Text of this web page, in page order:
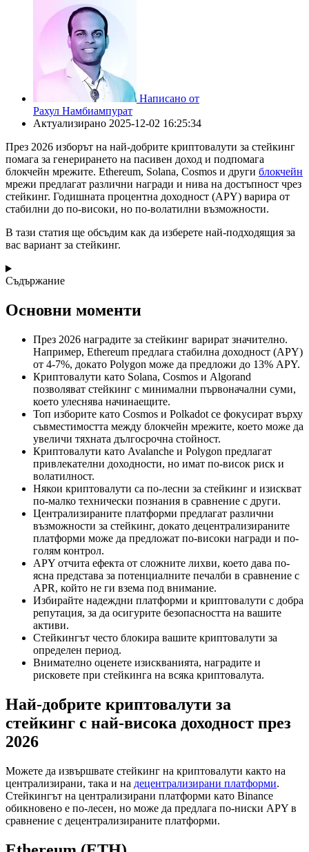
Написано от
Рахул Намбиампурат
Актуализирано 2025-12-02 16:25:34
През 2026 изборът на най-добрите криптовалути за стейкинг
помага за генерирането на пасивен доход и подпомага
блокчейн мрежите. Ethereum, Solana, Cosmos и други блокчейн
мрежи предлагат различни награди и нива на достъпност чрез
стейкинг. Годишната процентна доходност (APY) варира от
стабилни до по-високи, но по-волатилни възможности.
В тази статия ще обсъдим как да изберете най-подходящия за
вас вариант за стейкинг.
Съдържание
Основни моменти
През 2026 наградите за стейкинг варират значително.
Например, Ethereum предлага стабилна доходност (APY)
от 4-7%, докато Polygon може да предложи до 13% APY.
Криптовалути като Solana, Cosmos и Algorand
позволяват стейкинг с минимални първоначални суми,
което улеснява начинаещите.
Топ изборите като Cosmos и Polkadot се фокусират върху
съвместимостта между блокчейн мрежите, което може да
увеличи тяхната дългосрочна стойност.
Криптовалути като Avalanche и Polygon предлагат
привлекателни доходности, но имат по-висок риск и
волатилност.
Някои криптовалути са по-лесни за стейкинг и изискват
по-малко технически познания в сравнение с други.
Централизираните платформи предлагат различни
възможности за стейкинг, докато децентрализираните
платформи може да предложат по-високи награди и по-
голям контрол.
APY отчита ефекта от сложните лихви, което дава по-
ясна представа за потенциалните печалби в сравнение с
APR, който не ги взема под внимание.
Избирайте надеждни платформи и криптовалути с добра
репутация, за да осигурите безопасността на вашите
активи.
Стейкингът често блокира вашите криптовалути за
определен период.
Внимателно оценете изискванията, наградите и
рисковете при стейкинга на всяка криптовалута.
Най-добрите криптовалути за
стейкинг с най-висока доходност през
2026
Можете да извършвате стейкинг на криптовалути както на
централизирани, така и на децентрализирани платформи.
Стейкингът на централизирани платформи като Binance
обикновено е по-лесен, но може да предлага по-ниски APY в
сравнение с децентрализираните платформи.